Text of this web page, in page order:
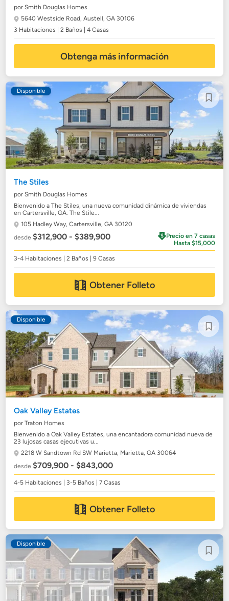
por Smith Douglas Homes
5640 Westside Road,Austell, GA 30106
3 Habitaciones | 2 Baños | 4 Casas
Obtenga más información
Disponible
The Stiles
por Smith Douglas Homes
Bienvenido a The Stiles, una nueva comunidad dinámica de viviendas
en Cartersville, GA. The Stile...
105 Hadley Way,Cartersville, GA 30120
desde$312,900 - $389,900
Precio en 7 casas
Hasta $15,000
3-4 Habitaciones | 2 Baños | 9 Casas
Obtener Folleto
Disponible
Oak Valley Estates
por Traton Homes
Bienvenido a Oak Valley Estates, una encantadora comunidad nueva de
23 lujosas casas ejecutivas u...
2218 W Sandtown Rd SW Marietta, Marietta, GA 30064
desde$709,900 - $843,000
4-5 Habitaciones | 3-5 Baños | 7 Casas
Obtener Folleto
Disponible